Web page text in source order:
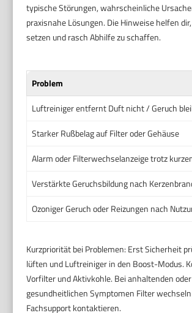
typische Störungen, wahrscheinliche
praxisnahe Lösungen. Die Hinweise helfen
setzen und rasch Abhilfe zu schaffen.
Problem
Luftreiniger entfernt Duft nicht / Geruch
Starker Rußbelag auf Filter oder Gehäuse
Alarm oder Filterwechselanzeige trotz
Verstärkte Geruchsbildung nach
Ozoniger Geruch oder Reizungen nach
Kurzpriorität bei Problemen: Erst Sicherheit
lüften und Luftreiniger in den Boost-Modus.
Vorfilter und Aktivkohle. Bei anhaltenden oder
gesundheitlichen Symptomen Filter
Fachsupport kontaktieren.